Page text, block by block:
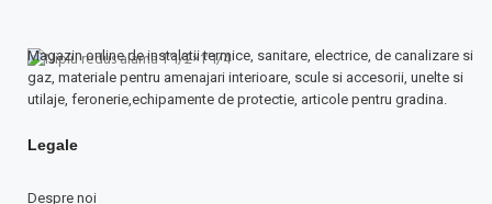
Magazin online de instalatii termice, sanitare, electrice, de canalizare si
gaz, materiale pentru amenajari interioare, scule si accesorii, unelte si
utilaje, feronerie,echipamente de protectie, articole pentru gradina.
Legale
Despre noi